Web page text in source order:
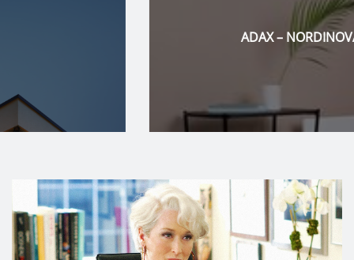
ADAX – NORDINOVA KFT.